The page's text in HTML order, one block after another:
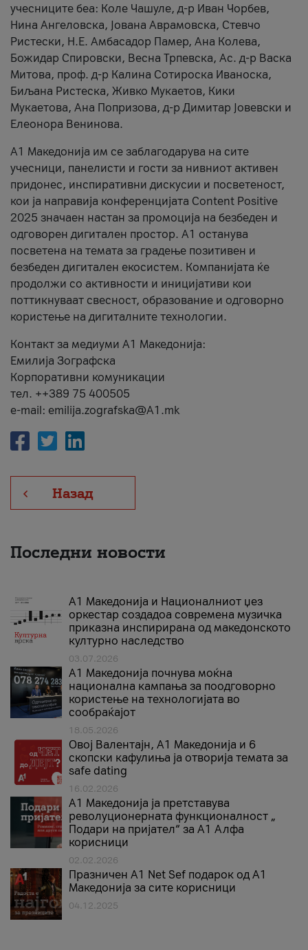
учесниците беа: Коле Чашуле, д-р Иван Чорбев,
Нина Ангеловска, Јована Аврамовска, Стевчо
Ристески, Н.Е. Амбасадор Памер, Ана Колева,
Божидар Спировски, Весна Трпевска, Ас. д-р Васка
Митова, проф. д-р Калина Сотироска Иваноска,
Биљана Ристеска, Живко Мукаетов, Кики
Мукаетова, Ана Попризова, д-р Димитар Јовевски и
Елеонора Венинова.
А1 Македонија им се заблагодарува на сите
учесници, панелисти и гости за нивниот активен
придонес, инспиративни дискусии и посветеност,
кои ја направија конференцијата Content Positive
2025 значаен настан за промоција на безбеден и
одговорен дигитален простор. А1 останува
посветена на темата за градење позитивен и
безбеден дигитален екосистем. Компанијата ќе
продолжи со активности и иницијативи кои
поттикнуваат свесност, образование и одговорно
користење на дигиталните технологии.
Контакт за медиуми А1 Македонија:
Емилија Зографска
Корпоративни комуникации
тел. ++389 75 400505
e-mail: emilija.zografska@A1.mk
Назад
Последни новости
А1 Македонија и Националниот џез
оркестар создадоа современа музичка
приказна инспирирана од македонското
културно наследство
03.07.2026
A1 Македонија почнува моќна
национална кампања за поодговорно
користење на технологијата во
сообраќајот
18.05.2026
Овој Валентајн, A1 Македонија и 6
скопски кафулиња ја отворија темата за
safe dating
16.02.2026
А1 Македонија ја претставува
револуционерната функционалност „
Подари на пријател“ за А1 Алфа
корисници
02.02.2026
Празничен A1 Net Sеf подарок од А1
Македонија за сите корисници
04.12.2025